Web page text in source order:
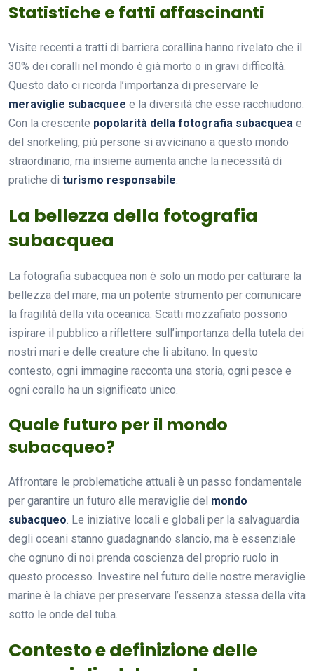
Statistiche e fatti affascinanti
Visite recenti a tratti di barriera corallina hanno rivelato che il
30% dei coralli nel mondo è già morto o in gravi difficoltà.
Questo dato ci ricorda l’importanza di preservare le
meraviglie subacquee e la diversità che esse racchiudono.
Con la crescente popolarità della fotografia subacquea e
del snorkeling, più persone si avvicinano a questo mondo
straordinario, ma insieme aumenta anche la necessità di
pratiche di turismo responsabile.
La bellezza della fotografia
subacquea
La fotografia subacquea non è solo un modo per catturare la
bellezza del mare, ma un potente strumento per comunicare
la fragilità della vita oceanica. Scatti mozzafiato possono
ispirare il pubblico a riflettere sull’importanza della tutela dei
nostri mari e delle creature che li abitano. In questo
contesto, ogni immagine racconta una storia, ogni pesce e
ogni corallo ha un significato unico.
Quale futuro per il mondo
subacqueo?
Affrontare le problematiche attuali è un passo fondamentale
per garantire un futuro alle meraviglie del mondo
subacqueo. Le iniziative locali e globali per la salvaguardia
degli oceani stanno guadagnando slancio, ma è essenziale
che ognuno di noi prenda coscienza del proprio ruolo in
questo processo. Investire nel futuro delle nostre meraviglie
marine è la chiave per preservare l’essenza stessa della vita
sotto le onde del tuba.
Contesto e definizione delle